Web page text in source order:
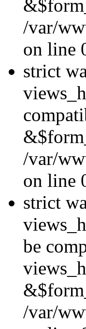
/var/
on line
strict
/var/
on line
strict
be
/var/